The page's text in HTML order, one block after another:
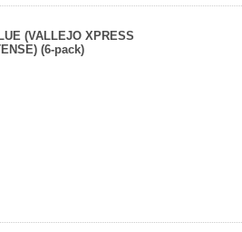
(VALLEJO XPRESS
(6-pack)